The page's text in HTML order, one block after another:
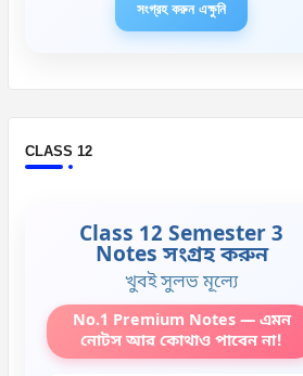
সংগ্রহ করুন এক্ষুনি
CLASS 12
Class 12 Semester 3
Notes সংগ্রহ করুন
খুবই সুলভ মূল্যে
No.1 Premium Notes — এমন
নোটস আর কোথাও পাবেন না!